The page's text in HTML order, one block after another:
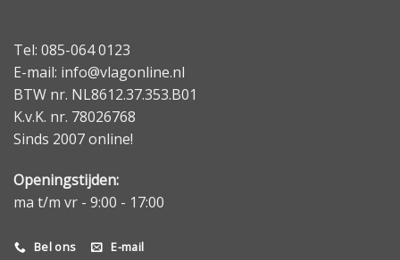
Tel: 085-064 0123
E-mail: info@vlagonline.nl
BTW nr. NL8612.37.353.B01
K.v.K. nr. 78026768
Sinds 2007 online!
Openingstijden:
ma t/m vr - 9:00 - 17:00
Bel ons E-mail